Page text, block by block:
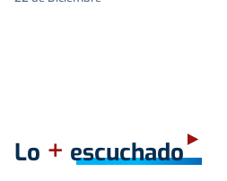
Lo + escuchado